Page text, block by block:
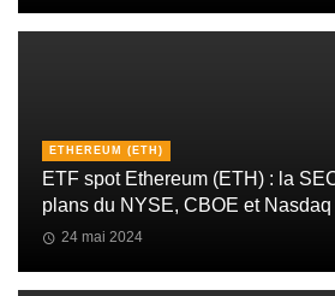
ETHEREUM (ETH)
ETF spot Ethereum (ETH) : la
plans du NYSE, CBOE et Nasdaq
24 mai 2024